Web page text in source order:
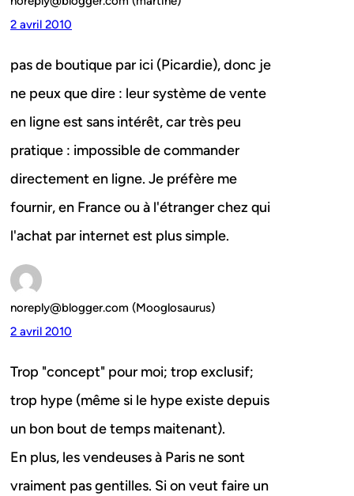
2 avril 2010
pas de boutique par ici (Picardie), donc je
ne peux que dire : leur système de vente
en ligne est sans intérêt, car très peu
pratique : impossible de commander
directement en ligne. Je préfère me
fournir, en France ou à l'étranger chez qui
l'achat par internet est plus simple.
noreply@blogger.com (Mooglosaurus)
2 avril 2010
Trop "concept" pour moi; trop exclusif;
trop hype (même si le hype existe depuis
un bon bout de temps maitenant).
En plus, les vendeuses à Paris ne sont
vraiment pas gentilles. Si on veut faire un